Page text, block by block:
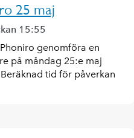
25 maj
15:55
genomföra en
på måndag 25:e maj
tid för påverkan